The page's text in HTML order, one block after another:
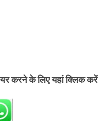
करने के लिए यहां क्लिक करें